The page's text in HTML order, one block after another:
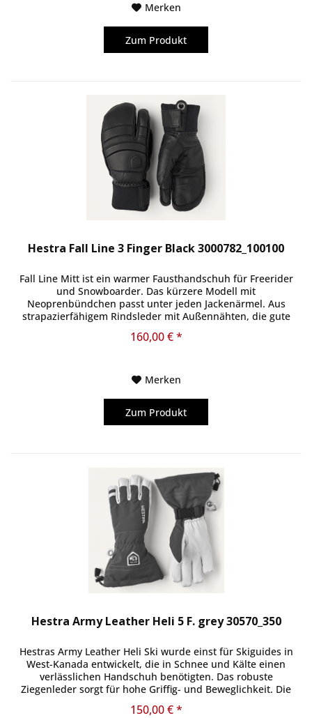
Merken
Zum Produkt
Hestra Fall Line 3 Finger Black 3000782_100100
Fall Line Mitt ist ein warmer Fausthandschuh für Freerider
und Snowboarder. Das kürzere Modell mit
Neoprenbündchen passt unter jeden Jackenärmel. Aus
strapazierfähigem Rindsleder mit Außennähten, die gute
160,00 € *
Merken
Zum Produkt
Hestra Army Leather Heli 5 F. grey 30570_350
Hestras Army Leather Heli Ski wurde einst für Skiguides in
West-Kanada entwickelt, die in Schnee und Kälte einen
verlässlichen Handschuh benötigten. Das robuste
Ziegenleder sorgt für hohe Griffig- und Beweglichkeit. Die
150,00 € *